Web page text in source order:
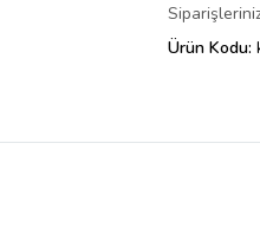
Ürün Kodu: